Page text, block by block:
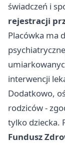
świadczeń i
rejestracji
Placówka ma
interwencji
Dodatkowo,
rodziców -
tylko dziecka.
Fundusz